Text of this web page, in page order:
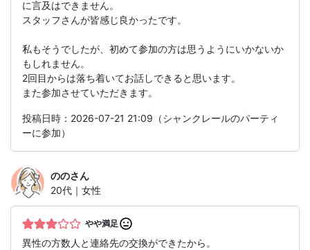
に言及はできません。
スタッフさんが皆感じ良かったです。
私もそうでしたが、初めて参加の方は思うようにいかないか
もしれません。
2回目からは落ち着いてお話しできると思います。
また参加させていただきます。
投稿日時：2026-07-21 21:09（シャンクレールのパーティ
ーに参加）
ののさん
20代｜女性
やや満足
異性の方数人と連絡先の交換ができたから。